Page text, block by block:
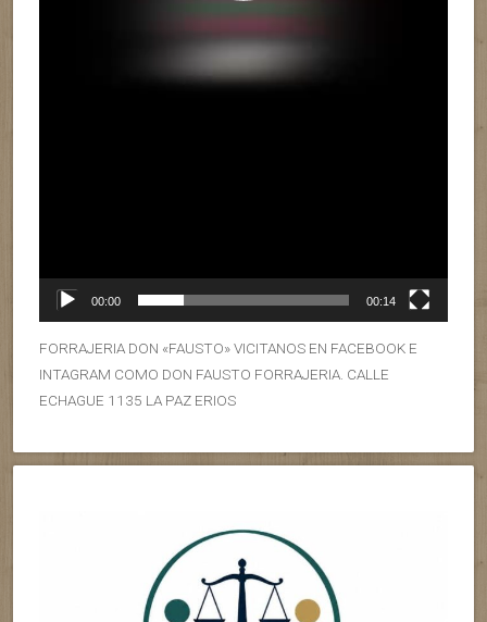
00:00 00:14
FORRAJERIA DON «FAUSTO» VICITANOS EN FACEBOOK E
INTAGRAM COMO DON FAUSTO FORRAJERIA. CALLE
ECHAGUE 1135 LA PAZ ERIOS